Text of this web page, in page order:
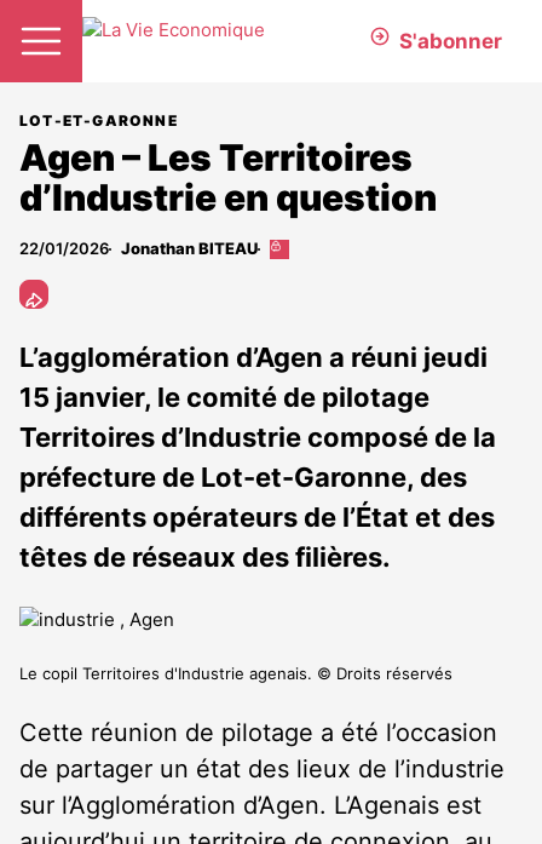
S'abonner
LOT-ET-GARONNE
Agen – Les Territoires
d’Industrie en question
22/01/2026 Jonathan BITEAU
Cet
abonnés
L’agglomération d’Agen a réuni jeudi
15 janvier, le comité de pilotage
Territoires d’Industrie composé de la
préfecture de Lot-et-Garonne, des
différents opérateurs de l’État et des
têtes de réseaux des filières.
Le copil Territoires d'Industrie agenais. © Droits réservés
Cette réunion de pilotage a été l’occasion
de partager un état des lieux de l’industrie
sur l’Agglomération d’Agen. L’Agenais est